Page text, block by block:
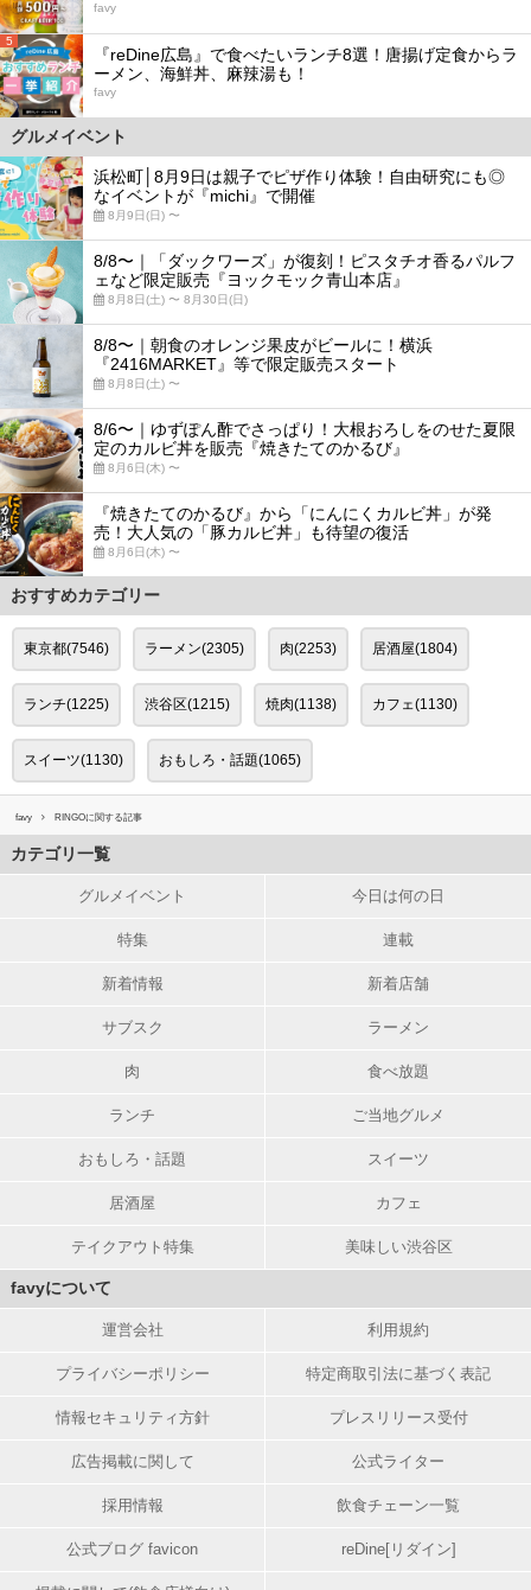
favy
5
『reDine広島』で食べたいランチ8選！唐揚げ定食からラ
ーメン、海鮮丼、麻辣湯も！
favy
グルメイベント
浜松町│8月9日は親子でピザ作り体験！自由研究にも◎
なイベントが『michi』で開催
8月9日(日) 〜
8/8〜｜「ダックワーズ」が復刻！ピスタチオ香るパルフ
ェなど限定販売『ヨックモック青山本店』
8月8日(土) 〜 8月30日(日)
8/8〜｜朝食のオレンジ果皮がビールに！横浜
『2416MARKET』等で限定販売スタート
8月8日(土) 〜
8/6〜｜ゆずぽん酢でさっぱり！大根おろしをのせた夏限
定のカルビ丼を販売『焼きたてのかるび』
8月6日(木) 〜
『焼きたてのかるび』から「にんにくカルビ丼」が発
売！大人気の「豚カルビ丼」も待望の復活
8月6日(木) 〜
おすすめカテゴリー
東京都(7546) ラーメン(2305) 肉(2253) 居酒屋(1804)
ランチ(1225) 渋谷区(1215) 焼肉(1138) カフェ(1130)
スイーツ(1130) おもしろ・話題(1065)
favy RINGOに関する記事
カテゴリ一覧
グルメイベント 今日は何の日
特集 連載
新着情報 新着店舗
サブスク ラーメン
肉 食べ放題
ランチ ご当地グルメ
おもしろ・話題 スイーツ
居酒屋 カフェ
テイクアウト特集 美味しい渋谷区
favyについて
運営会社 利用規約
プライバシーポリシー 特定商取引法に基づく表記
情報セキュリティ方針 プレスリリース受付
広告掲載に関して 公式ライター
採用情報 飲食チェーン一覧
公式ブログ favicon reDine[リダイン]